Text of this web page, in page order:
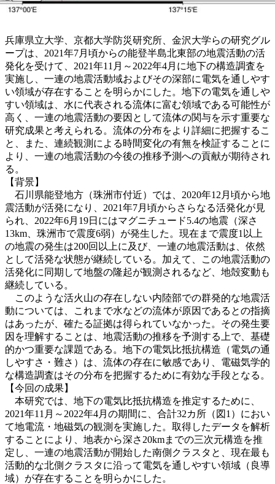
兵庫県立大学、京都大学防災研究所、金沢大学らの研究グル
ープは、2021年7月頃からの能登半島北東部の地震活動の活
発化を受けて、2021年11月～2022年4月に地下の構造調査を
実施し、一連の地震活動域およびその深部に電気を通しやす
い領域が存在することを明らかにした。地下の電気を通しや
すい領域は、水に代表される流体に富む領域である可能性が
高く、一連の地震活動の要因として流体の関与を示す重要な
研究成果と考えられる。流体の分布をより詳細に把握するこ
と、また、連続観測による時間変化の有無を検証することに
より、一連の地震活動の今後の推移予測への貢献が期待され
る。
【背景】
石川県能登地方（珠洲市付近）では、2020年12月頃から地
震活動が活発になり、2021年7月頃からさらなる活発化が見
られ、2022年6月19日にはマグニチュード5.4の地震（深さ
13km、珠洲市で震度6弱）が発生した。現在まで震度1以上
の地震の発生は200回以上に及び、一連の地震活動は、依然
として活発な状態が継続している。加えて、この地震活動の
活発化に同期して地盤の隆起が観測されるなど、地殻変動も
継続している。
このような活火山の存在しない内陸部での群発的な地震活
動については、これまで水などの流体が原因であるとの指摘
はあったが、確たる証拠は得られていなかった。その発生要
因を理解することは、地震活動の推移を予測する上で、基礎
的かつ重要な課題である。地下の電気比抵抗構造（電気の通
しやすさ・難さ）は、流体の存在に敏感であり、電磁気学的
な構造調査はその分布を把握するために有効な手段となる。
【今回の成果】
本研究では、地下の電気比抵抗構造を推定するために、
2021年11月～2022年4月の期間に、合計32カ所（図1）におい
て地電流・地磁気の観測を実施した。取得したデータを解析
することにより、地表から深さ20kmまでの三次元構造を推
定し、一連の地震活動が開始した南側クラスタと、現在最も
活動的な北側クラスタに沿って電気を通しやすい領域（良導
域）が存在することを明らかにした。